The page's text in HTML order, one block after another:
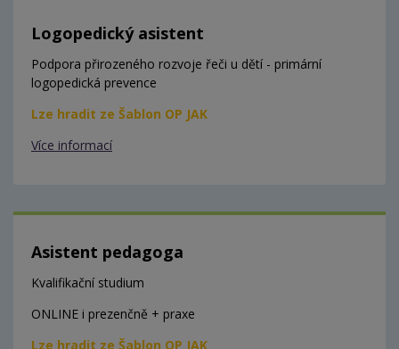
Logopedický asistent
Podpora přirozeného rozvoje řeči u dětí - primární
logopedická prevence
Lze hradit ze Šablon OP JAK
Více informací
Asistent pedagoga
Kvalifikační studium
ONLINE i prezenčně + praxe
Lze hradit ze Šablon OP JAK